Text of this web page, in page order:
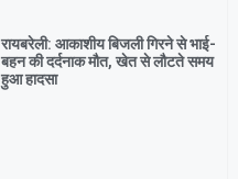
रायबरेली: आकाशीय बिजली गिरने से भाई-
बहन की दर्दनाक मौत, खेत से लौटते समय
हुआ हादसा